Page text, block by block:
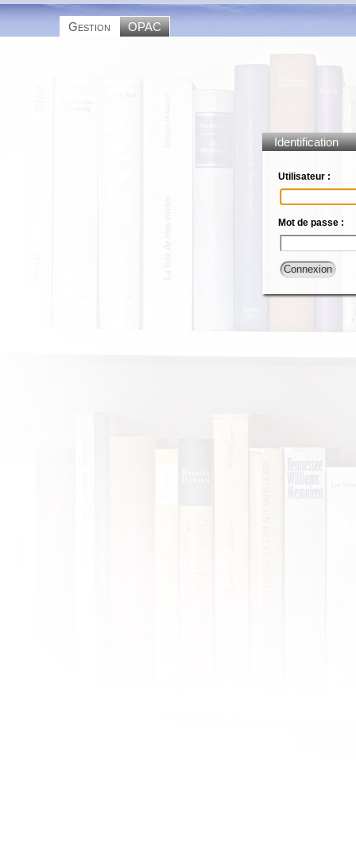
Gestion OPAC
Identification
Utilisateur :
Mot de passe :